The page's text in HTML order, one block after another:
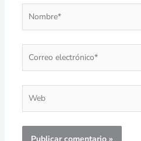
electrónico*